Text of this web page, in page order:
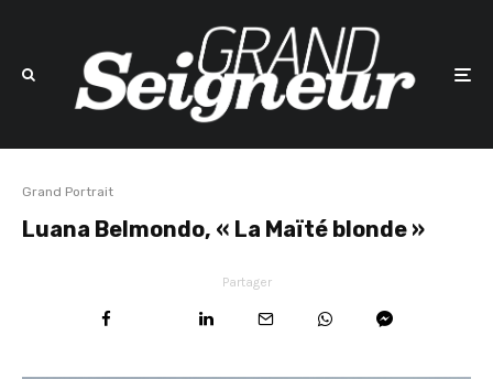
Grand Portrait
Luana Belmondo, « La Maïté blonde »
Partager